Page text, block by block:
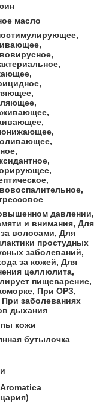
масло
давлении,
и внимания, Для
волосами, Для
простудных
заболеваний,
за кожей, Для
целлюлита,
пищеварение,
При ОРЗ,
заболеваниях
дыхания
кожи
бутылочка